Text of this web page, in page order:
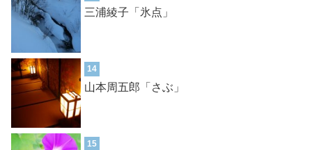
三浦綾子「氷点」
14
山本周五郎「さぶ」
15